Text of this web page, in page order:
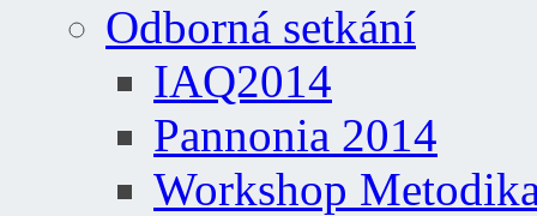
Odborná setkání
IAQ2014
Pannonia 2014
Workshop